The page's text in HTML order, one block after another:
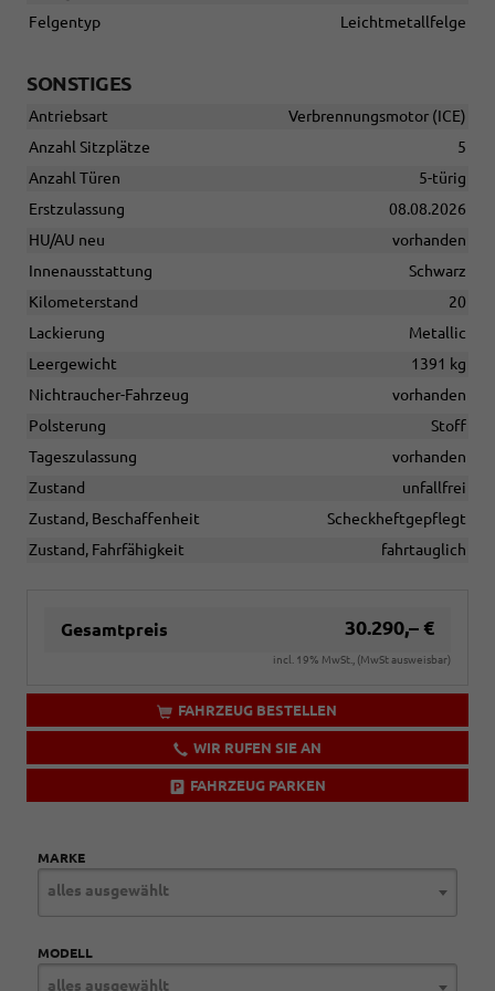
Felgentyp
Leichtmetallfelge
SONSTIGES
Antriebsart
Verbrennungsmotor (ICE)
Anzahl Sitzplätze
5
Anzahl Türen
5-türig
Erstzulassung
08.08.2026
HU/AU neu
vorhanden
Innenausstattung
Schwarz
Kilometerstand
20
Lackierung
Metallic
Leergewicht
1391 kg
Nichtraucher-Fahrzeug
vorhanden
Polsterung
Stoff
Tageszulassung
vorhanden
Zustand
unfallfrei
Zustand, Beschaffenheit
Scheckheftgepflegt
Zustand, Fahrfähigkeit
fahrtauglich
Gesamtpreis 30.290,– €
incl. 19% MwSt., (MwSt ausweisbar)
FAHRZEUG BESTELLEN
WIR RUFEN SIE AN
FAHRZEUG PARKEN
MARKE
alles ausgewählt
MODELL
alles ausgewählt